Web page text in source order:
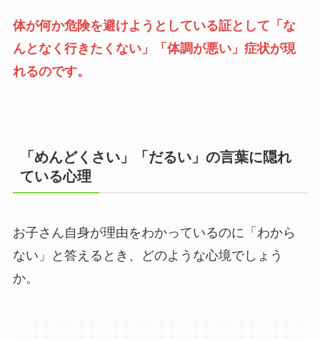
体が何か危険を避けようとしている証として「な
んとなく行きたくない」「体調が悪い」症状が現
れるのです。
「めんどくさい」「だるい」の言葉に隠れ
ている心理
お子さん自身が理由をわかっているのに「わから
ない」と答えるとき、どのような心境でしょう
か。